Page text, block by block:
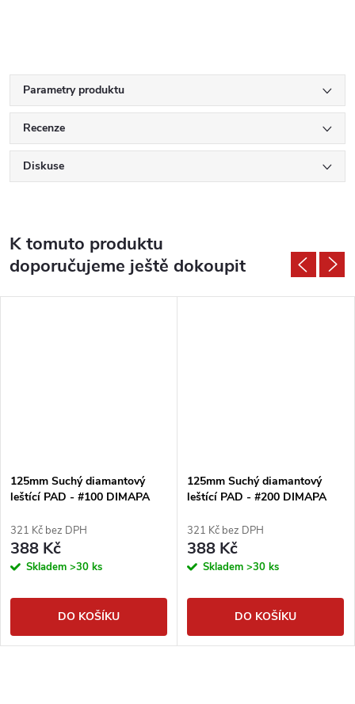
Parametry produktu
Recenze
Diskuse
K tomuto produktu
doporučujeme ještě dokoupit
125mm Suchý diamantový
leštící PAD - #100 DIMAPA
321 Kč bez DPH
388 Kč
Skladem >30 ks
DO KOŠÍKU
125mm Suchý diamantový
leštící PAD - #200 DIMAPA
321 Kč bez DPH
388 Kč
Skladem >30 ks
DO KOŠÍKU